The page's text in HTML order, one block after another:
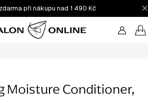
při nákupu nad 1 490 Kč
Moisture Conditioner,